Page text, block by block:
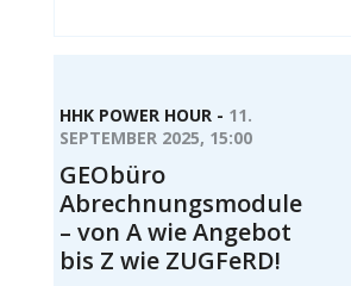
HHK POWER HOUR - 11.
SEPTEMBER 2025, 15:00
GEObüro
Abrechnungsmodule
– von A wie Angebot
bis Z wie ZUGFeRD!